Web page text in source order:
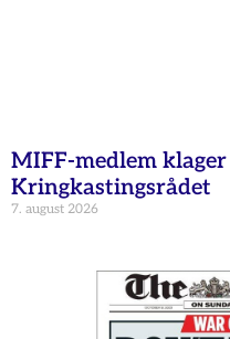
MIFF-medlem
Kringkastingsrådet
7. august 2026